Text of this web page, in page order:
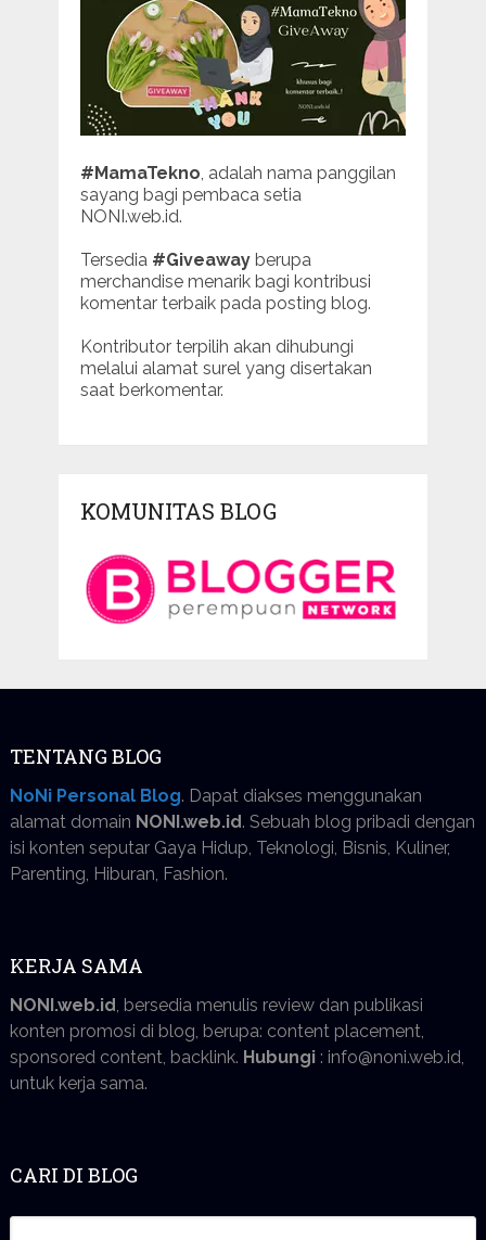
#MamaTekno, adalah nama panggilan
sayang bagi pembaca setia
NONI.web.id.
Tersedia #Giveawayberupa
merchandise menarik bagi kontribusi
komentar terbaik pada posting blog.
Kontributor terpilih akan dihubungi
melalui alamat surel yang disertakan
saat berkomentar.
KOMUNITAS BLOG
TENTANG BLOG
NoNi Personal Blog. Dapat diakses menggunakan
alamat domain NONI.web.id. Sebuah blog pribadi dengan
isi konten seputar Gaya Hidup, Teknologi, Bisnis, Kuliner,
Parenting, Hiburan, Fashion.
KERJA SAMA
NONI.web.id , bersedia menulis review dan publikasi
konten promosi di blog, berupa: content placement,
sponsored content, backlink. Hubungi: info@noni.web.id,
untuk kerja sama.
CARI DI BLOG